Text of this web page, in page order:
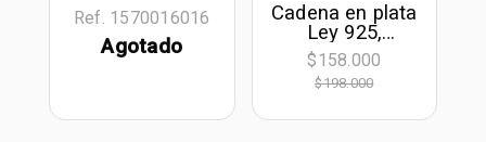
Ref. 1570016016
Agotado
Cadena en plata
Ley 925,
Veneciana, 50
cm. de largo, 1
mm. de ancho
$158.000
$198.000